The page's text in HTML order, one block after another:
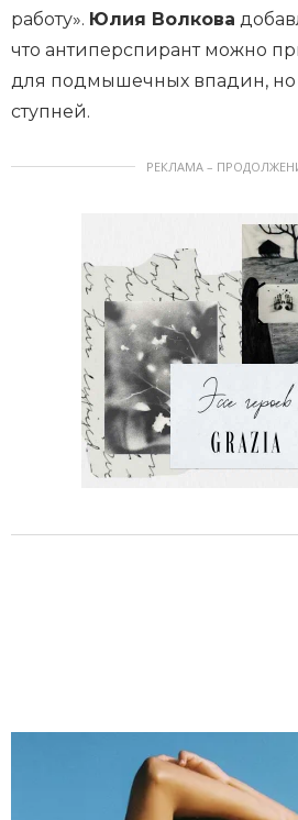
работу». Юлия Волкова
что антиперспирант можно
для подмышечных впадин, но
ступней.
РЕКЛАМА –